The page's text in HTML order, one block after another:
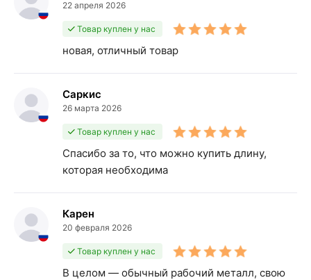
22 апреля 2026
Товар куплен у нас
новая, отличный товар
Саркис
26 марта 2026
Товар куплен у нас
Спасибо за то, что можно купить длину,
которая необходима
Карен
20 февраля 2026
Товар куплен у нас
В целом — обычный рабочий металл, свою